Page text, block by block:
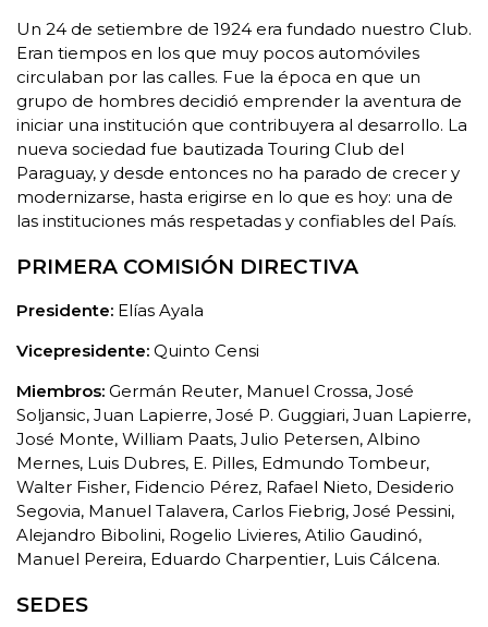
Un 24 de setiembre de 1924 era fundado nuestro Club.
Eran tiempos en los que muy pocos automóviles
circulaban por las calles. Fue la época en que un
grupo de hombres decidió emprender la aventura de
iniciar una institución que contribuyera al desarrollo. La
nueva sociedad fue bautizada Touring Club del
Paraguay, y desde entonces no ha parado de crecer y
modernizarse, hasta erigirse en lo que es hoy: una de
las instituciones más respetadas y confiables del País.
PRIMERA COMISIÓN DIRECTIVA
Presidente: Elías Ayala
Vicepresidente: Quinto Censi
Miembros: Germán Reuter, Manuel Crossa, José
Soljansic, Juan Lapierre, José P. Guggiari, Juan Lapierre,
José Monte, William Paats, Julio Petersen, Albino
Mernes, Luis Dubres, E. Pilles, Edmundo Tombeur,
Walter Fisher, Fidencio Pérez, Rafael Nieto, Desiderio
Segovia, Manuel Talavera, Carlos Fiebrig, José Pessini,
Alejandro Bibolini, Rogelio Livieres, Atilio Gaudinó,
Manuel Pereira, Eduardo Charpentier, Luis Cálcena.
SEDES